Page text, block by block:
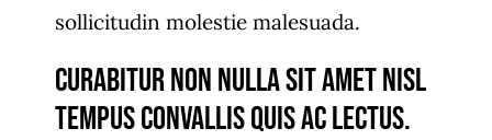
sollicitudin molestie malesuada.
Curabitur non nulla sit amet nisl
tempus convallis quis ac lectus.